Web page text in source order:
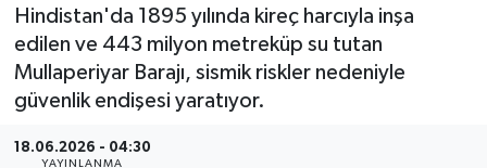
Hindistan'da 1895 yılında kireç harcıyla inşa
edilen ve 443 milyon metreküp su tutan
Mullaperiyar Barajı, sismik riskler nedeniyle
güvenlik endişesi yaratıyor.
18.06.2026 - 04:30
YAYINLANMA
Turizm
E-Gazete
Son Dakika Haberleri
Haber Arşivi